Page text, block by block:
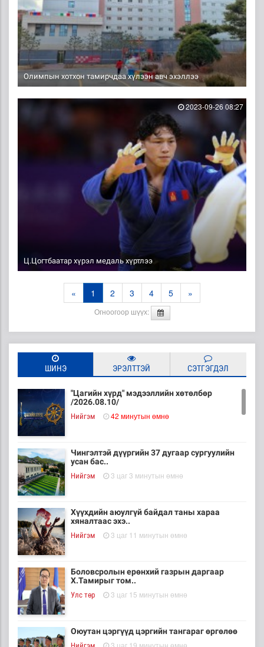
Олимпын хотхон тамирчдаа хүлээн авч эхэллээ
Ц.Цогтбаатар хүрэл медаль хүртлээ
2023-09-26 08:27
« 1 2 3 4 5 »
Огноогоор шүүх:
ШИНЭ ЭРЭЛТТЭЙ СЭТГЭГДЭЛ
"Цагийн хүрд" мэдээллийн хөтөлбөр
/2026.08.10/
Нийгэм 42 минутын өмнө
Чингэлтэй дүүргийн 37 дугаар сургуулийн
усан бас..
Нийгэм 3 цаг 3 минутын өмнө
Хүүхдийн аюулгүй байдал таны хараа
хяналтаас эхэ..
Нийгэм 3 цаг 11 минутын өмнө
Боловсролын ерөнхий газрын даргаар
Х.Тамирыг том..
Улс төр 3 цаг 15 минутын өмнө
Оюутан цэргүүд цэргийн тангараг өргөлөө
3 цаг 19 минутын өмнө